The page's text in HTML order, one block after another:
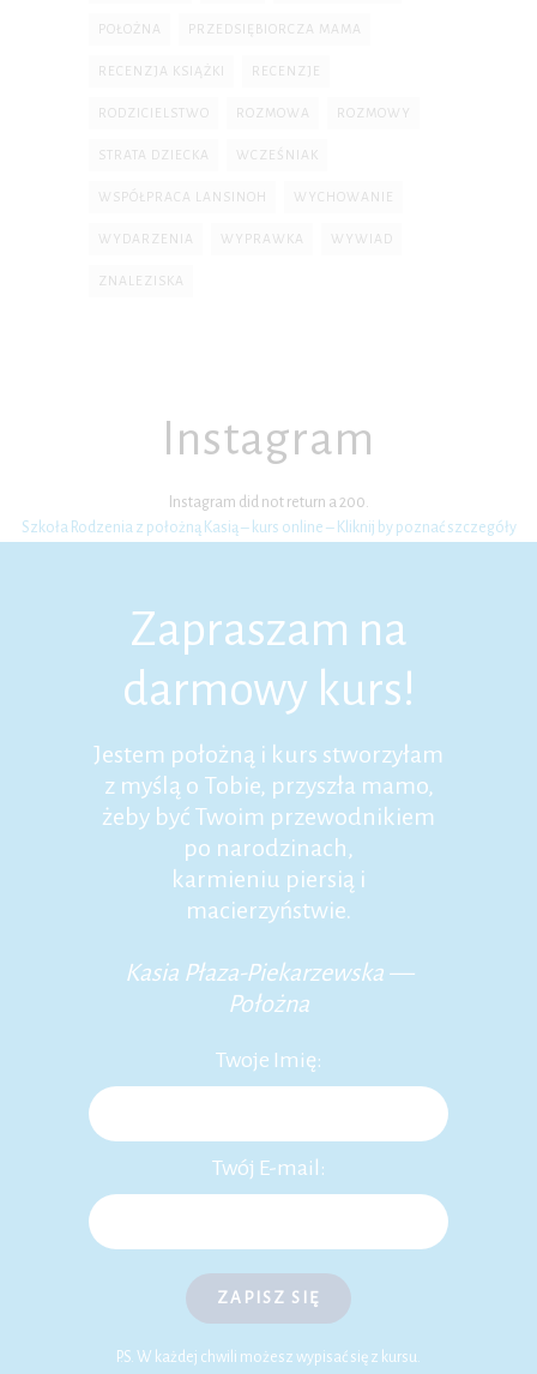
POŁOŻNA PRZEDSIĘBIORCZA MAMA
RECENZJA KSIĄŻKI RECENZJE
RODZICIELSTWO ROZMOWA ROZMOWY
STRATA DZIECKA WCZEŚNIAK
WSPÓŁPRACA LANSINOH WYCHOWANIE
WYDARZENIA WYPRAWKA WYWIAD
ZNALEZISKA
Instagram
Instagram did not return a 200.
Szkoła Rodzenia z położną Kasią – kurs online – Kliknij by poznać szczegóły
Zapraszam na
darmowy kurs!
Jestem położną i kurs stworzyłam
z myślą o Tobie, przyszła mamo,
żeby być Twoim przewodnikiem
po narodzinach,
karmieniu piersią i
macierzyństwie.
Kasia Płaza-Piekarzewska —
Położna
Twoje Imię:
Twój E-mail:
ZAPISZ SIĘ
P.S. W każdej chwili możesz wypisać się z kursu.